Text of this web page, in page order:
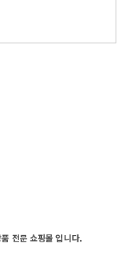
전문 쇼핑몰 입니다.